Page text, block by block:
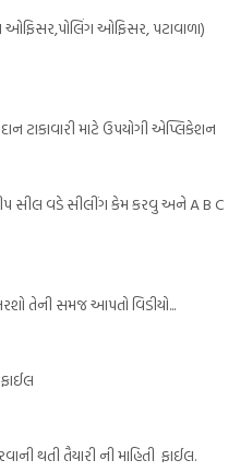
ઓફિસર,પોલિંગ ઓફિસર, પટાવાળા)
ટાકાવારી માટે ઉપયોગી એપ્લિકેશન
સીલ વડે સીલીંગ કેમ કરવુ અને A B C
તેની સમજ આપતો વિડીયો...
ફાઈલ
થતી તૈયારી ની માહિતી ફાઈલ.